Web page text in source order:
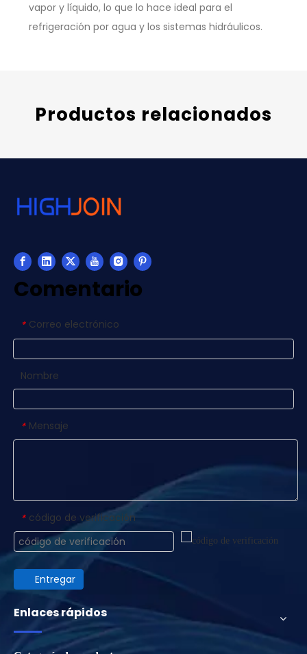
vapor y líquido, lo que lo hace ideal para el
refrigeración por agua y los sistemas hidráulicos.
Productos relacionados
Comentario
* Correo electrónico
Nombre
* Mensaje
* código de verificación
Entregar
Enlaces rápidos